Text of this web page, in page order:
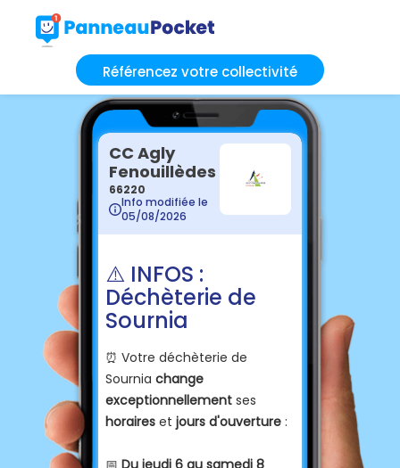
Référencez votre collectivité
CC Agly
Fenouillèdes
66220
Info modifiée le
05/08/2026
⚠️ INFOS :
Déchèterie de
Sournia
⏰ Votre déchèterie de
Sournia change
exceptionnellement ses
horaires et jours d'ouverture :
📅 Du jeudi 6 au samedi 8